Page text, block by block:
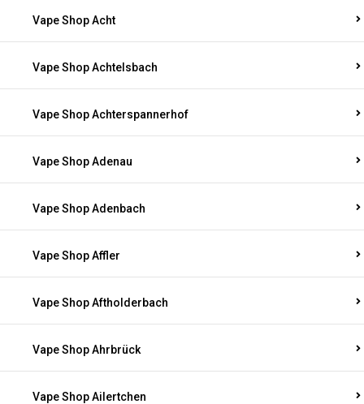
Vape Shop Acht
Vape Shop Achtelsbach
Vape Shop Achterspannerhof
Vape Shop Adenau
Vape Shop Adenbach
Vape Shop Affler
Vape Shop Aftholderbach
Vape Shop Ahrbrück
Vape Shop Ailertchen